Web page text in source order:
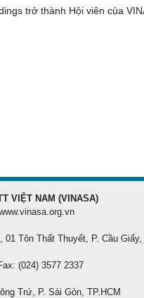
trở thành Hội viên của
VIỆT NAM (VINASA)
Tôn Thất Thuyết, P. Cầu Giấy,
(024) 3577 2337
Trứ, P. Sài Gòn, TP.HCM